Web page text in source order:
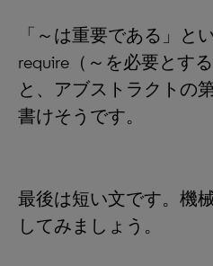
「～は重要である」と
require（～を必要とす
と、アブストラクトの
書けそうです。
最後は短い文です。機
してみましょう。